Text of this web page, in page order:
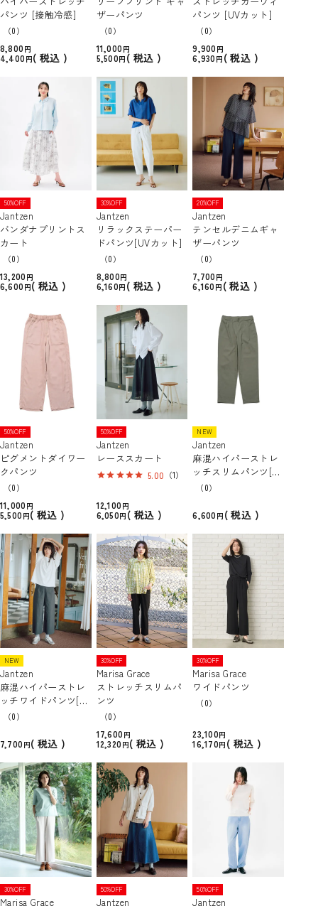
パンツ [接触冷感]
（0）
8,800
4,400
税込
ザーパンツ
（0）
11,000
5,500
税込
パンツ [UVカット]
（0）
9,900
6,930
税込
50%OFF
Jantzen
バンダナプリントス
カート
（0）
13,200
6,600
税込
30%OFF
Jantzen
リラックステーパー
ドパンツ[UVカット]
（0）
8,800
6,160
税込
20%OFF
Jantzen
テンセルデニムギャ
ザーパンツ
（0）
7,700
6,160
税込
50%OFF
Jantzen
ピグメントダイワー
クパンツ
（0）
11,000
5,500
税込
50%OFF
Jantzen
レーススカート
5.00 （1）
12,100
6,050
税込
NEW
Jantzen
麻混ハイパーストレ
ッチスリムパンツ[接
触冷感]
（0）
6,600 税込
NEW
Jantzen
麻混ハイパーストレ
ッチワイドパンツ[接
触冷感]
（0）
7,700 税込
30%OFF
Marisa Grace
ストレッチスリムパ
ンツ
（0）
17,600
12,320
税込
30%OFF
Marisa Grace
ワイドパンツ
（0）
23,100
16,170
税込
30%OFF
Marisa Grace
50%OFF
Jantzen
50%OFF
Jantzen